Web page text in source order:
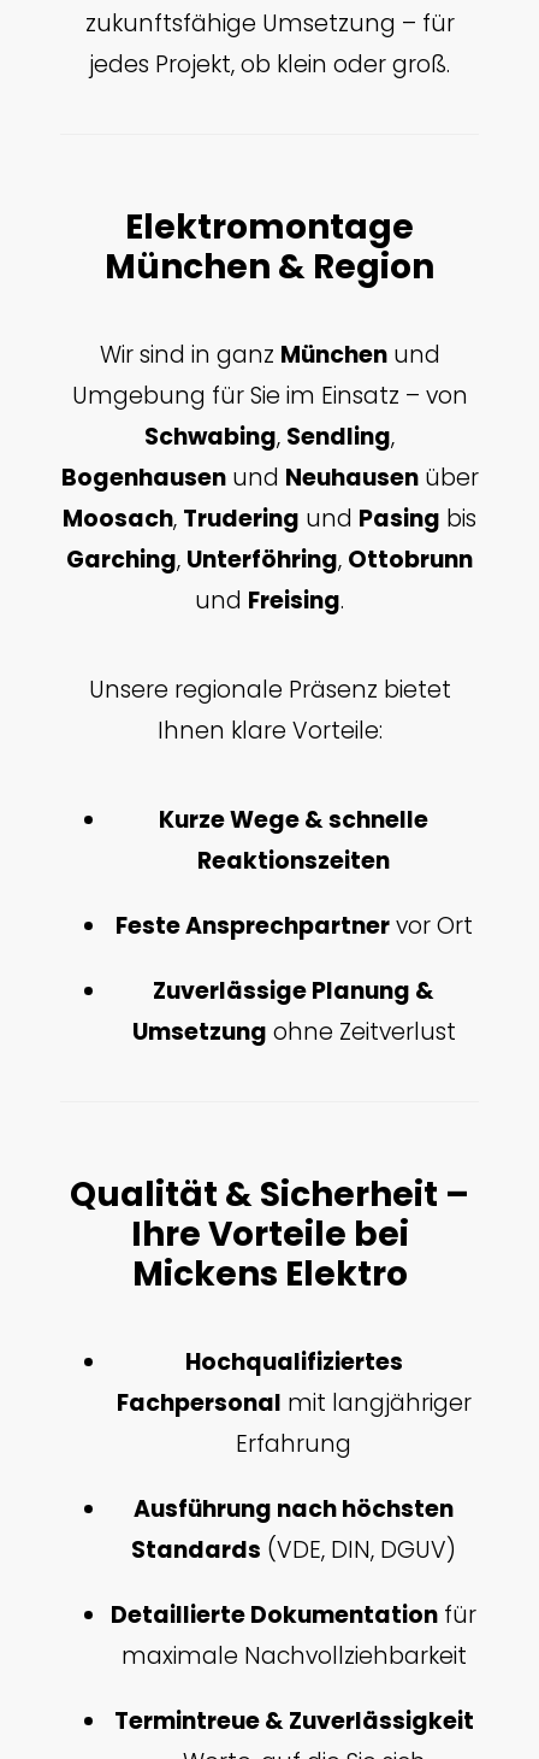
zukunftsfähige Umsetzung – für
jedes Projekt, ob klein oder groß.
Elektromontage
München & Region
Wir sind in ganz Münchenund
Umgebung für Sie im Einsatz – von
Schwabing, Sendling,
Bogenhausenund Neuhausenüber
Moosach, Trudering und Pasing bis
Garching, Unterföhring, Ottobrunn
und Freising.
Unsere regionale Präsenz bietet
Ihnen klare Vorteile:
Kurze Wege & schnelle
Reaktionszeiten
Feste Ansprechpartnervor Ort
Zuverlässige Planung &
Umsetzung ohne Zeitverlust
Qualität & Sicherheit –
Ihre Vorteile bei
Mickens Elektro
Hochqualifiziertes
Fachpersonal mit langjähriger
Erfahrung
Ausführung nach höchsten
Standards (VDE, DIN, DGUV)
Detaillierte Dokumentation für
maximale Nachvollziehbarkeit
Termintreue & Zuverlässigkeit